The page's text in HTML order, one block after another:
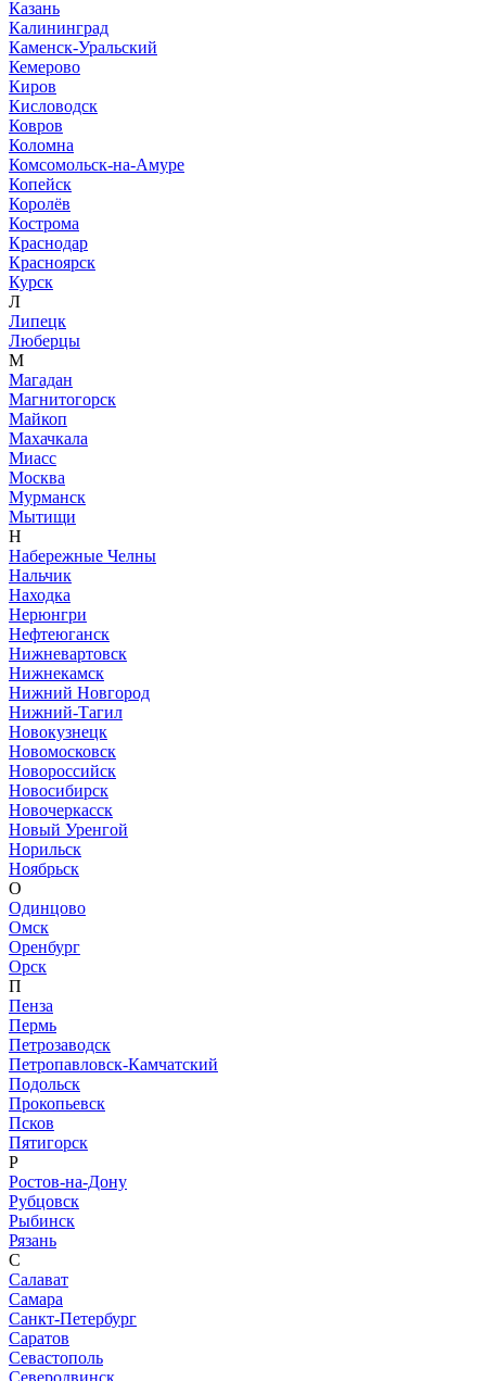
Казань
Калининград
Каменск-Уральский
Кемерово
Киров
Кисловодск
Ковров
Коломна
Комсомольск-на-Амуре
Копейск
Королёв
Кострома
Краснодар
Красноярск
Курск
Л
Липецк
Люберцы
М
Магадан
Магнитогорск
Майкоп
Махачкала
Миасс
Москва
Мурманск
Мытищи
Н
Набережные Челны
Нальчик
Находка
Нерюнгри
Нефтеюганск
Нижневартовск
Нижнекамск
Нижний Новгород
Нижний-Тагил
Новокузнецк
Новомосковск
Новороссийск
Новосибирск
Новочеркасск
Новый Уренгой
Норильск
Ноябрьск
О
Одинцово
Омск
Оренбург
Орск
П
Пенза
Пермь
Петрозаводск
Петропавловск-Камчатский
Подольск
Прокопьевск
Псков
Пятигорск
Р
Ростов-на-Дону
Рубцовск
Рыбинск
Рязань
С
Салават
Самара
Санкт-Петербург
Саратов
Севастополь